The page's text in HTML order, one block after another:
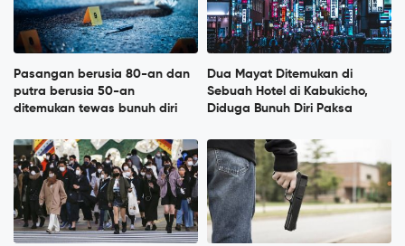
Pasangan berusia 80-an dan
putra berusia 50-an
ditemukan tewas bunuh diri
Dua Mayat Ditemukan di
Sebuah Hotel di Kabukicho,
Diduga Bunuh Diri Paksa